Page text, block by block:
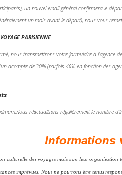
un nouvel email général confirmera le
un mois avant le départ), nous vous
PARISIENNE
nous transmettrons votre formulaire à l’agence
acompte de 30% (parfois 40% en fonction des
réactualisons régulièrement le nombre
Informations
culturelle des voyages mais non leur
imprévues. Nous ne pourrons être tenus